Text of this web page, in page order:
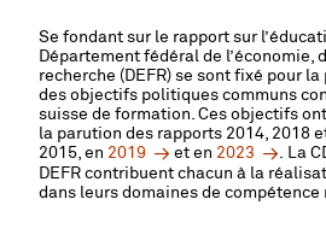
Se fondant sur le rapport sur
Département fédéral de l’économie,
recherche (DEFR) se sont fixé pour
des objectifs politiques communs
suisse de formation. Ces objectifs
la parution des rapports 2014, 2018
2015, en 2019 et en 2023
. La
DEFR contribuent chacun à la
dans leurs domaines de compétence